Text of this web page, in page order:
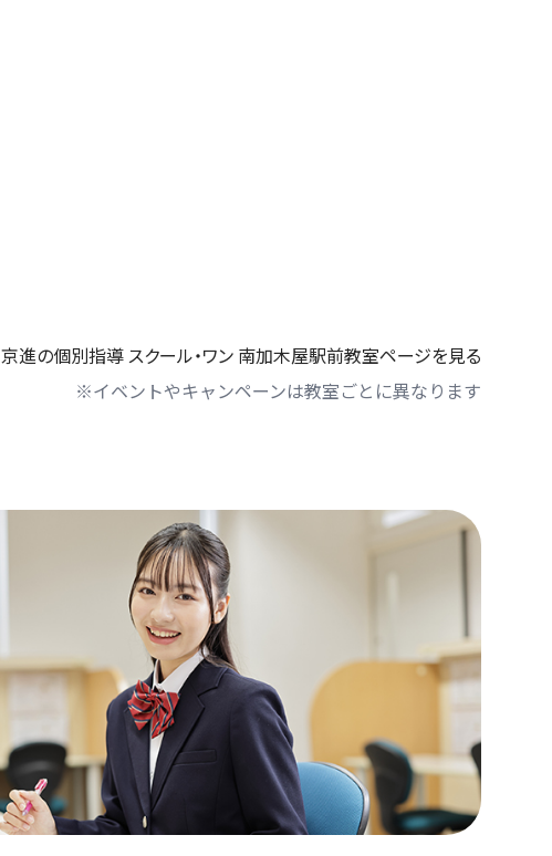
京進の個別指導 スクール・ワン 南加木屋駅前教室ページを見る
※イベントやキャンペーンは教室ごとに異なります